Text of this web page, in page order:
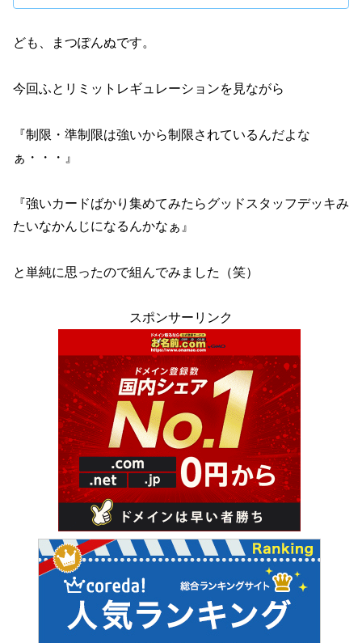
ども、まつぽんぬです。
今回ふとリミットレギュレーションを見ながら
『制限・準制限は強いから制限されているんだよな
ぁ・・・』
『強いカードばかり集めてみたらグッドスタッフデッキみ
たいなかんじになるんかなぁ』
と単純に思ったので組んでみました（笑）
スポンサーリンク